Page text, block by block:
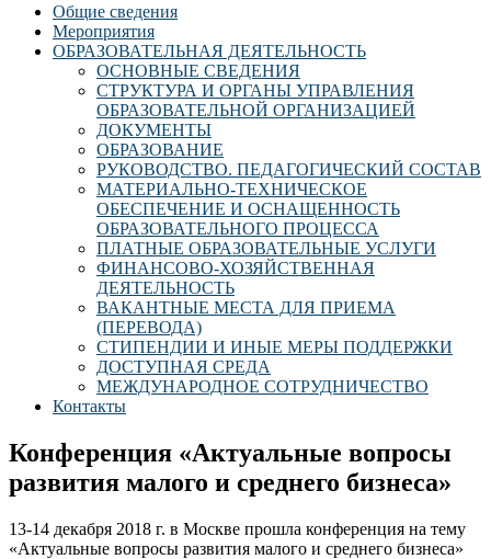
Общие сведения
Мероприятия
ОБРАЗОВАТЕЛЬНАЯ ДЕЯТЕЛЬНОСТЬ
ОСНОВНЫЕ СВЕДЕНИЯ
СТРУКТУРА И ОРГАНЫ УПРАВЛЕНИЯ
ОБРАЗОВАТЕЛЬНОЙ ОРГАНИЗАЦИЕЙ
ДОКУМЕНТЫ
ОБРАЗОВАНИЕ
РУКОВОДСТВО. ПЕДАГОГИЧЕСКИЙ СОСТАВ
МАТЕРИАЛЬНО-ТЕХНИЧЕСКОЕ
ОБЕСПЕЧЕНИЕ И ОСНАЩЕННОСТЬ
ОБРАЗОВАТЕЛЬНОГО ПРОЦЕССА
ПЛАТНЫЕ ОБРАЗОВАТЕЛЬНЫЕ УСЛУГИ
ФИНАНСОВО-ХОЗЯЙСТВЕННАЯ
ДЕЯТЕЛЬНОСТЬ
ВАКАНТНЫЕ МЕСТА ДЛЯ ПРИЕМА
(ПЕРЕВОДА)
СТИПЕНДИИ И ИНЫЕ МЕРЫ ПОДДЕРЖКИ
ДОСТУПНАЯ СРЕДА
МЕЖДУНАРОДНОЕ СОТРУДНИЧЕСТВО
Контакты
Конференция «Актуальные вопросы
развития малого и среднего бизнеса»
13-14 декабря 2018 г. в Москве прошла конференция на тему
«Актуальные вопросы развития малого и среднего бизнеса»